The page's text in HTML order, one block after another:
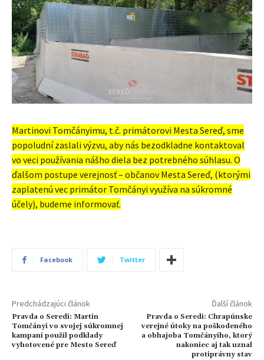
Martinovi Tomčányimu, t.č. primátorovi Mesta Sereď, sme
popoludní zaslali výzvu, aby nás bezodkladne kontaktoval
vo veci používania nášho diela bez potrebného súhlasu. O
ďalšom postupe verejnosť – občanov Mesta Sereď, (ktorými
zaplatenú vec primátor Tomčányi využíva na súkromné
účely), budeme informovať.
Facebook Twitter
Predchádzajúci článok
Pravda o Seredi: Martin
Tomčányi vo svojej súkromnej
kampani použil podklady
vyhotovené pre Mesto Sereď
Ďalší článok
Pravda o Seredi: Chrapúnske
verejné útoky na poškodeného
a obhajoba Tomčányiho, ktorý
nakoniec aj tak uznal
protiprávny stav